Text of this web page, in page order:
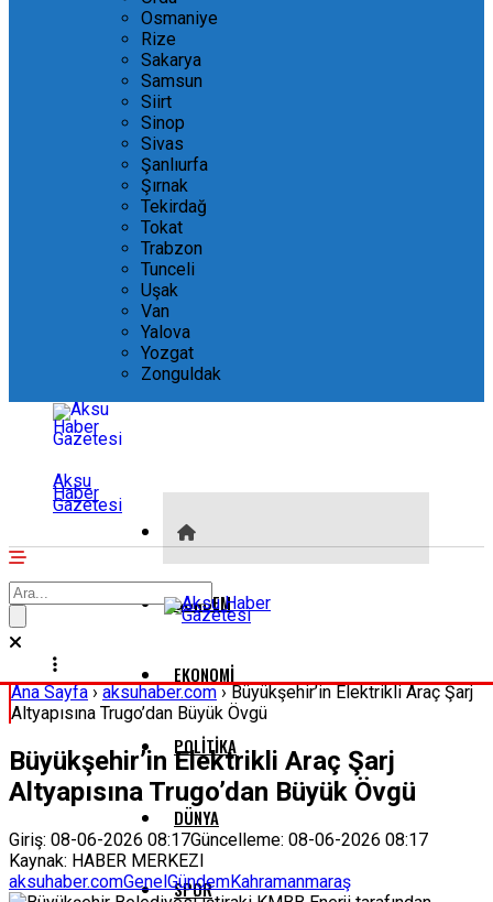
Osmaniye
Rize
Sakarya
Samsun
Siirt
Sinop
Sivas
Şanlıurfa
Şırnak
Tekirdağ
Tokat
Trabzon
Tunceli
Uşak
Van
Yalova
Yozgat
Zonguldak
Aksu
Haber
Gazetesi
GÜNDEM
EKONOMI
POLITIKA
DÜNYA
SPOR
Ana Sayfa›aksuhaber.com›Büyükşehir’in Elektrikli Araç Şarj
Altyapısına Trugo’dan Büyük Övgü
Büyükşehir’in Elektrikli Araç Şarj
Altyapısına Trugo’dan Büyük Övgü
Giriş: 08-06-2026 08:17Güncelleme: 08-06-2026 08:17
Kaynak: HABER MERKEZI
aksuhaber.comGenelGündemKahramanmaraş